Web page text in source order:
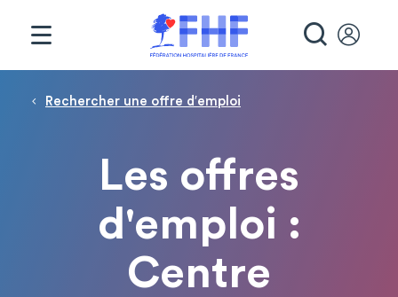
Fil d'Ariane
Rechercher une offre d′emploi
Les offres
d'emploi :
Centre
Panneau de gestion des cookies